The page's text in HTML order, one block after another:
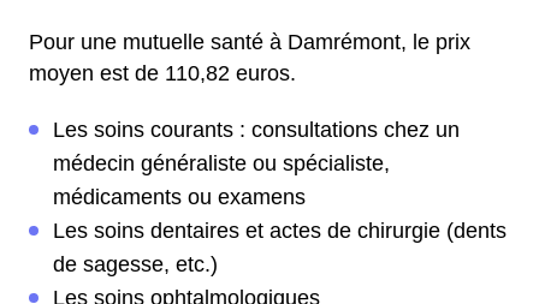
Pour une mutuelle santé à Damrémont, le prix
moyen est de 110,82 euros.
Les soins courants : consultations chez un
médecin généraliste ou spécialiste,
médicaments ou examens
Les soins dentaires et actes de chirurgie (dents
de sagesse, etc.)
Les soins ophtalmologiques